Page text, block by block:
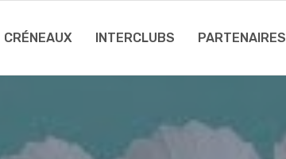
CRÉNEAUX INTERCLUBS PARTENAIRES